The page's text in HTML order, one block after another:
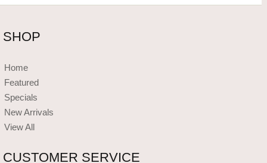
SHOP
Home
Featured
Specials
New Arrivals
View All
CUSTOMER SERVICE